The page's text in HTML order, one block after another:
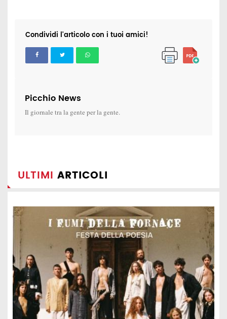
Condividi l'articolo con i tuoi amici!
Picchio News
Il giornale tra la gente per la gente.
ULTIMI ARTICOLI